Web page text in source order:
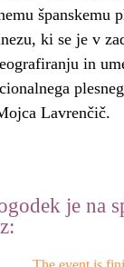
španskemu
ki se je v
in
Lavrenčič.
je na